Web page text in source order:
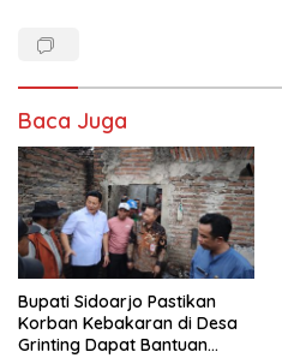
Baca Juga
Bupati Sidoarjo Pastikan
Korban Kebakaran di Desa
Grinting Dapat Bantuan